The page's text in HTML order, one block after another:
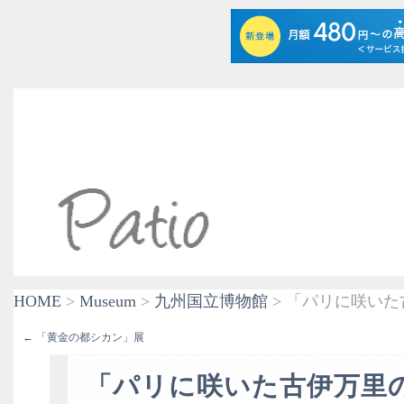
HOME > Museum > 九州国立博物館> 「パリに咲いた
← 「黄金の都シカン」展
「パリに咲いた古伊万里